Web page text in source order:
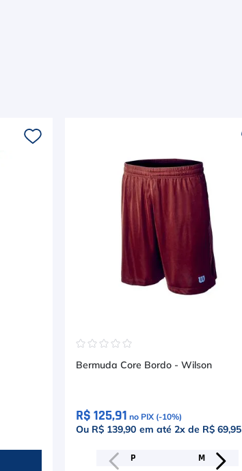
☆☆☆☆☆
Bermuda Core Bordo - Wilson
R$ 125,91 no PIX (-10%)
Ou R$ 139,90 em até 2x de R$ 69,95
P M